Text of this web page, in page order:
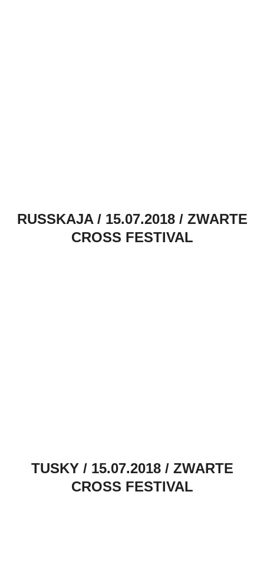
RUSSKAJA / 15.07.2018 / ZWARTE
CROSS FESTIVAL
TUSKY / 15.07.2018 / ZWARTE
CROSS FESTIVAL